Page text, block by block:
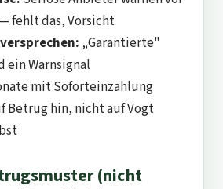
fehlt das, Vorsicht
„Garantierte"
ein Warnsignal
mit Soforteinzahlung
Betrug hin, nicht auf Vogt
(nicht